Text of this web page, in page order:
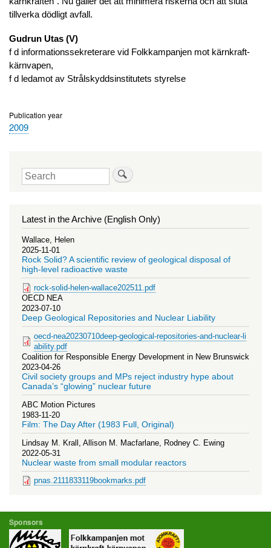
tillverka dödligt avfall.
Gudrun Utas (V)
f d informationssekreterare vid Folkkampanjen mot kärnkraft-
kärnvapen,
f d ledamot av Strålskyddsinstitutets styrelse
Publication year
2009
Search
Latest in the Archive (English Only)
Wallace, Helen
2025-11-01
Rock Solid? A scientific review of geological disposal of
high-level radioactive waste
rock-solid-helen-wallace202511.pdf
OECD NEA
2023-07-10
Deep Geological Repositories and Nuclear Liability
oecd-nea20230710deep-geological-repositories-and-nuclear-li
ability.pdf
Coalition for Responsible Energy Development in New Brunswick
2023-04-26
Civil society groups and MPs reject industry hype about
Canada’s “glowing” nuclear future
ABC Motion Pictures
1983-11-20
Film: The Day After (1983 Full, Original)
Lindsay M. Krall, Allison M. Macfarlane, Rodney C. Ewing
2022-05-31
Nuclear waste from small modular reactors
pnas.2111833119bookmarks.pdf
Sponsors